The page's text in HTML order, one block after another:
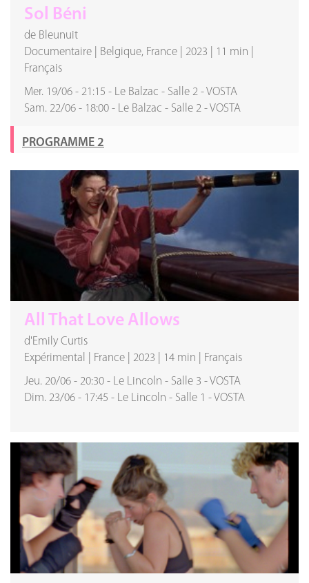
Sol Béni
de Bleunuit
Documentaire
Belgique, France 2023 11 min
Français
Mer. 19/06 - 21:15 - Le Balzac - Salle 2 -VOSTA
Sam. 22/06 - 18:00 - Le Balzac - Salle 2 -VOSTA
PROGRAMME 2
All That Love Allows
d'Emily Curtis
Expérimental
France 2023 14 min
Français
Jeu. 20/06 - 20:30 - Le Lincoln - Salle 3 -VOSTA
Dim. 23/06 - 17:45 - Le Lincoln - Salle 1 -VOSTA